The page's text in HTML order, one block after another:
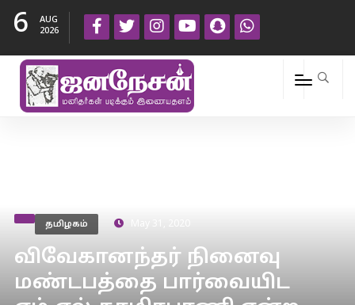
6
AUG
2026
தமிழகம்
விவேகானந்தர் நினைவு
மண்டபத்தை பார்வையிட